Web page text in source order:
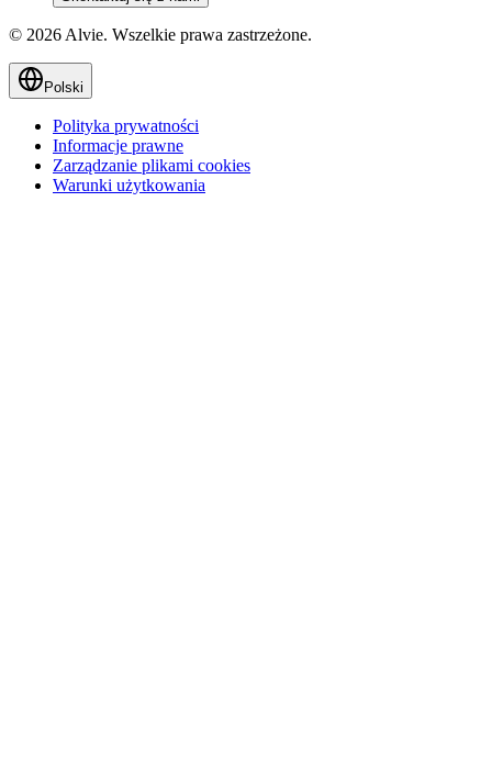
© 2026 Alvie. Wszelkie prawa zastrzeżone.
Polski
Polityka prywatności
Informacje prawne
Zarządzanie plikami cookies
Warunki użytkowania